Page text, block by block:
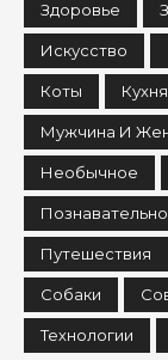
Здоровье
Искусство
Коты Кухня
Мужчина И
Необычное
Познавательно
Путешествия
Собаки
Технологии